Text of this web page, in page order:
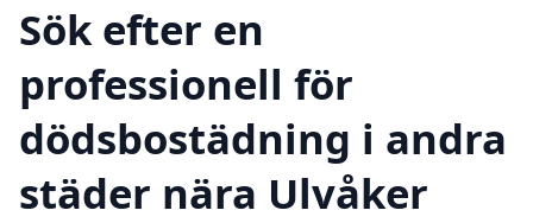
Sök efter en
professionell för
dödsbostädning i andra
städer nära Ulvåker